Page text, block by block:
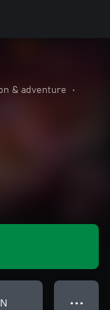
& adventure
•
● ● ●